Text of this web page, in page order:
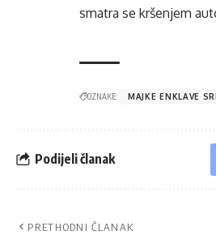
smatra se kršenjem
OZNAKE: MAJKE ENKLAVE
Podijeli članak
PRETHODNI ČLANAK